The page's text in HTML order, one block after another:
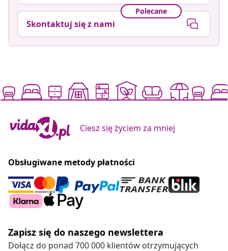
Polecane
Skontaktuj się z nami
Ciesz się życiem za mniej
Obsługiwane metody płatności
Zapisz się do naszego newslettera
Dołącz do ponad 700 000 klientów otrzymujących